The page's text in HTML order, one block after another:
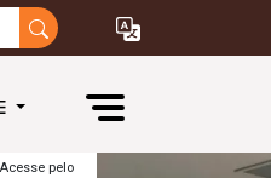
Acesse pelo